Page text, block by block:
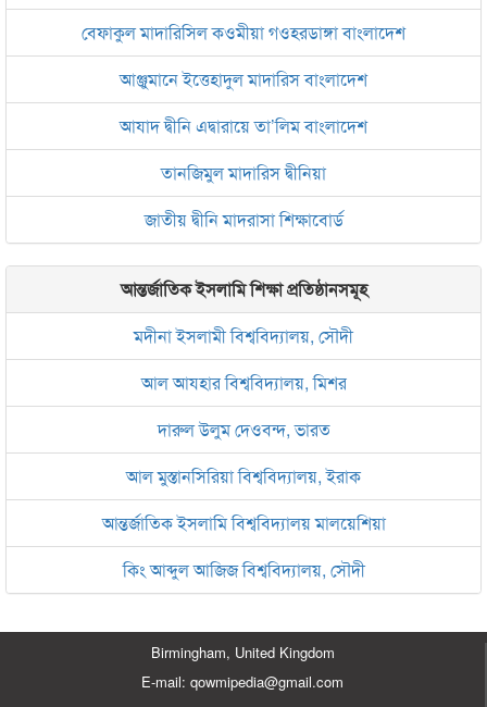
বেফাকুল মাদারিসিল কওমীয়া গওহরডাঙ্গা বাংলাদেশ
আঞ্জুমানে ইত্তেহাদুল মাদারিস বাংলাদেশ
আযাদ দ্বীনি এদ্বারায়ে তা’লিম বাংলাদেশ
তানজিমুল মাদারিস দ্বীনিয়া
জাতীয় দ্বীনি মাদরাসা শিক্ষাবোর্ড
আন্তর্জাতিক ইসলামি শিক্ষা প্রতিষ্ঠানসমূহ
মদীনা ইসলামী বিশ্ববিদ্যালয়, সৌদী
আল আযহার বিশ্ববিদ্যালয়, মিশর
দারুল উলুম দেওবন্দ, ভারত
আল মুস্তানসিরিয়া বিশ্ববিদ্যালয়, ইরাক
আন্তর্জাতিক ইসলামি বিশ্ববিদ্যালয় মালয়েশিয়া
কিং আব্দুল আজিজ বিশ্ববিদ্যালয়, সৌদী
Birmingham, United Kingdom
E-mail: qowmipedia@gmail.com